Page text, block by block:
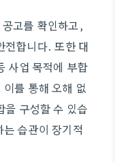
고를 확인하고,
전합니다. 또한 대
사업 목적에 부합
를 통해 오해 없
을 구성할 수 있습
습관이 장기적